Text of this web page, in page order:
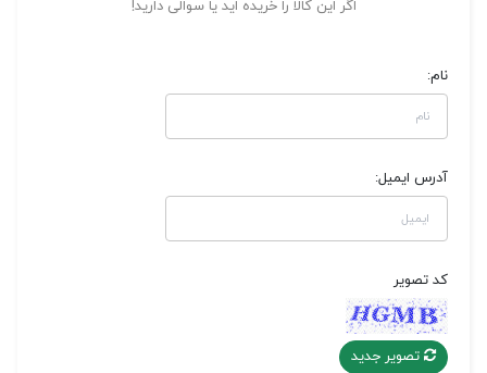
اگر این کالا را خریده اید یا سوالی دارید!
نام:
آدرس ایمیل:
کد تصویر
تصویر جدید